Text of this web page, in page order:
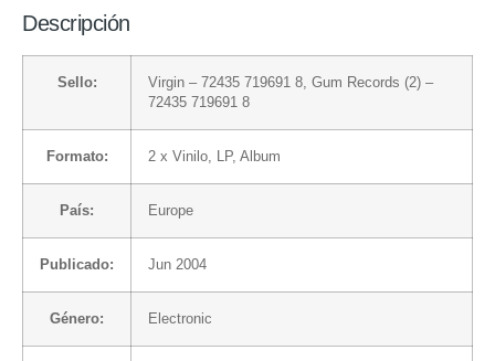
Descripción
Sello: Virgin – 72435 719691 8, Gum Records (2) –
72435 719691 8
Formato: 2 x Vinilo, LP, Album
País: Europe
Publicado: Jun 2004
Género: Electronic